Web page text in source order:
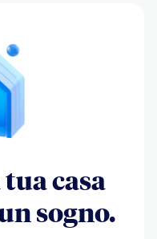
casa
sogno.